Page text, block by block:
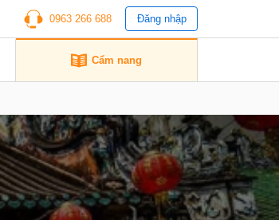
0963 266 688 Đăng nhập
Cẩm nang